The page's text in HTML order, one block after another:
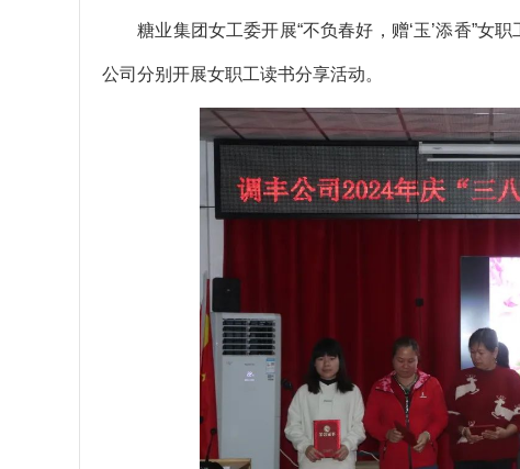
糖业集团女工委开展“不负春好，赠‘玉’添香”女职
公司分别 开展女职工读书分享活动。